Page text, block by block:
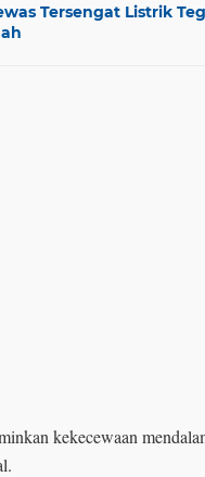
Tersengat Listrik
kekecewaan